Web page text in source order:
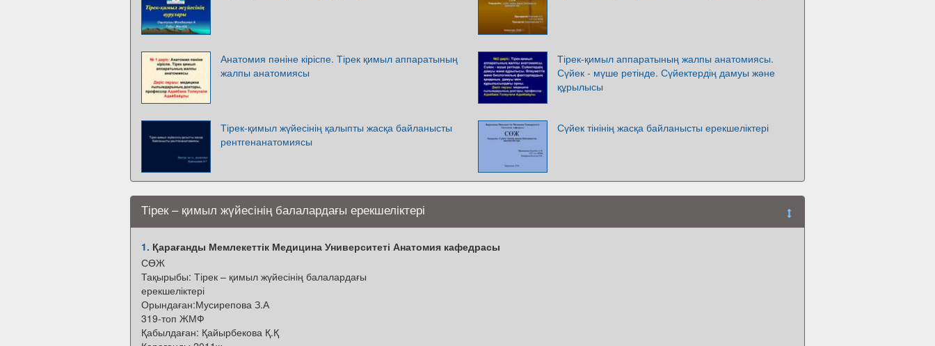
Анатомия пәніне кіріспе. Тірек қимыл аппаратының
жалпы анатомиясы
Тірек-қимыл аппаратының жалпы анатомиясы.
Сүйек - мүше ретінде. Сүйектердің дамуы және
құрылысы
Тірек-қимыл жүйесінің қалыпты жасқа байланысты
рентгенанатомиясы
Сүйек тінінің жасқа байланысты ерекшеліктері
Тірек – қимыл жүйесінің балалардағы ерекшеліктері
1. Қарағанды Мемлекеттік Медицина Университеті Анатомия кафедрасы
СӨЖ
Тақырыбы: Тірек – қимыл жүйесінің балалардағы
ерекшеліктері
Орындаған:Мусирепова З.А
319-топ ЖМФ
Қабылдаған: Қайырбекова Қ.Қ